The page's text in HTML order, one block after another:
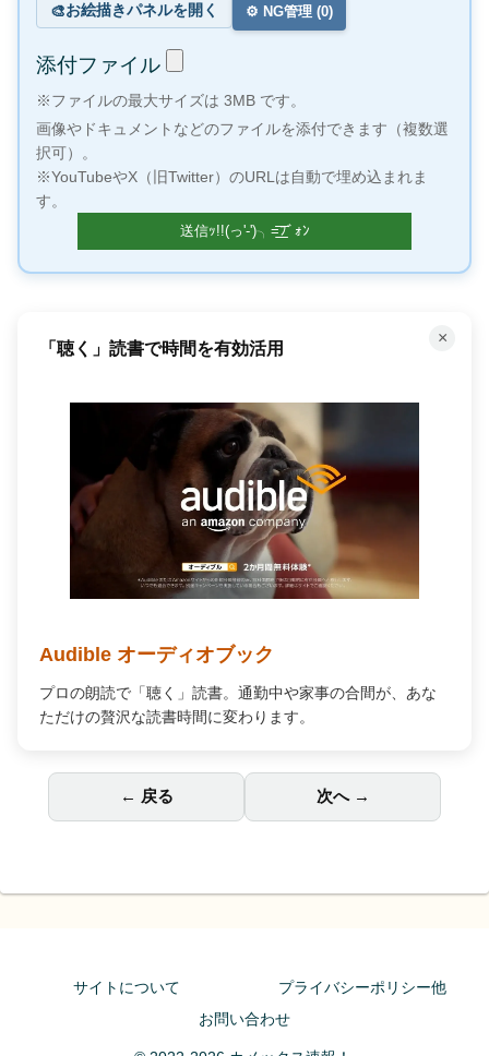
🎨お絵描きパネルを開く ⚙️ NG管理 (0)
添付ファイル
※ファイルの最大サイズは 3MB です。
画像やドキュメントなどのファイルを添付できます（複数選
択可）。
※YouTubeやX（旧Twitter）のURLは自動で埋め込まれま
す。
×
「聴く」読書で時間を有効活用
Audible オーディオブック
プロの朗読で「聴く」読書。通勤中や家事の合間が、あな
ただけの贅沢な読書時間に変わります。
← 戻る 次へ →
サイトについて
プライバシーポリシー他
お問い合わせ